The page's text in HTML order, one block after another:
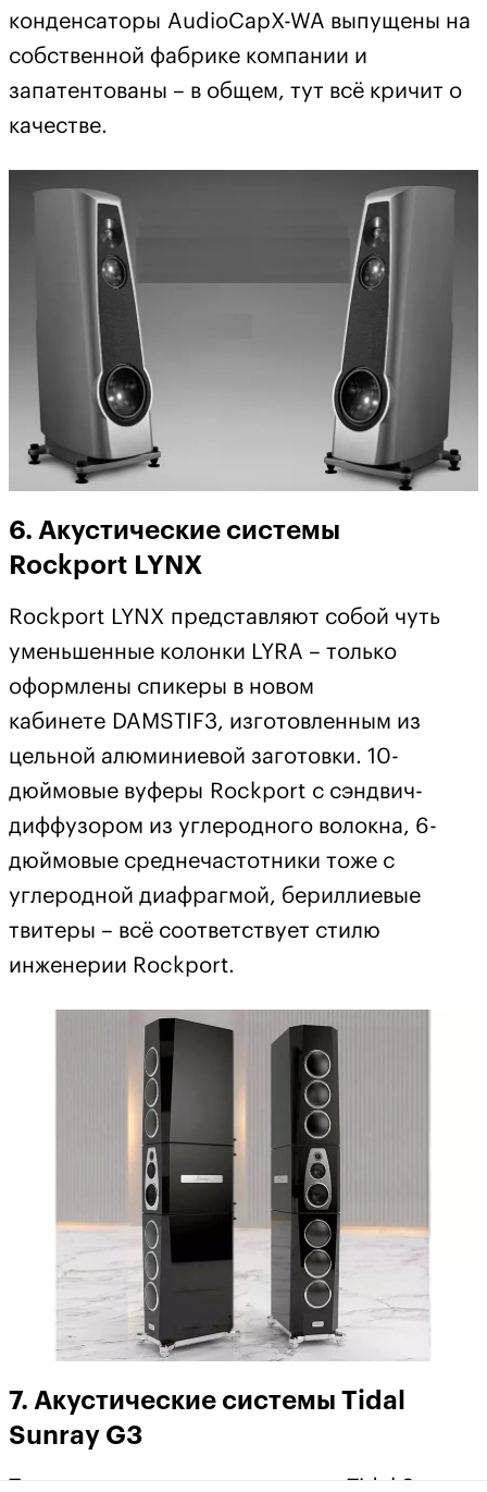
конденсаторы AudioCapX-WA выпущены на
собственной фабрике компании и
запатентованы – в общем, тут всё кричит о
качестве.
6. Акустические системы
Rockport LYNX
Rockport LYNX представляют собой чуть
уменьшенные колонки LYRA – только
оформлены спикеры в новом
кабинете DAMSTIF3, изготовленным из
цельной алюминиевой заготовки. 10-
дюймовые вуферы Rockport с сэндвич-
диффузором из углеродного волокна, 6-
дюймовые среднечастотники тоже с
углеродной диафрагмой, бериллиевые
твитеры – всё соответствует стилю
инженерии Rockport.
7. Акустические системы Tidal
Sunray G3
Третье поколение грандиозных Tidal Sunray